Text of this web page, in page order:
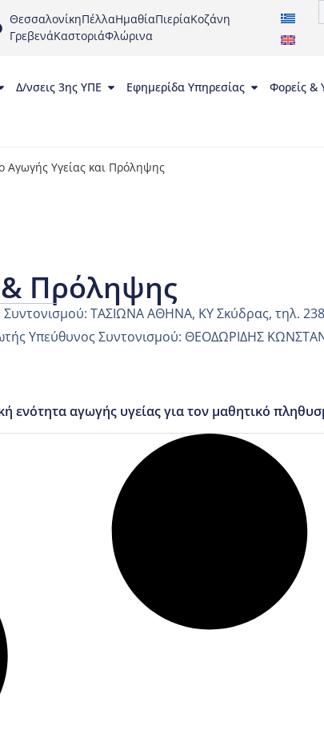
ΘεσσαλονίκηΠέλλαΗμαθίαΠιερίαΚοζάνη
ΓρεβενάΚαστοριάΦλώρινα
Δ/νσεις 3ης ΥΠΕ Εφημερίδα Υπηρεσίας Φορείς &
Αγωγής Υγείας και Πρόληψης
& Πρόληψης
Συντονισμού: ΤΑΣΙΩΝΑ ΑΘΗΝΑ, ΚΥ Σκύδρας, τηλ.
Υπεύθυνος Συντονισμού: ΘΕΟΔΩΡΙΔΗΣ
ενότητα αγωγής υγείας για τον μαθητικό